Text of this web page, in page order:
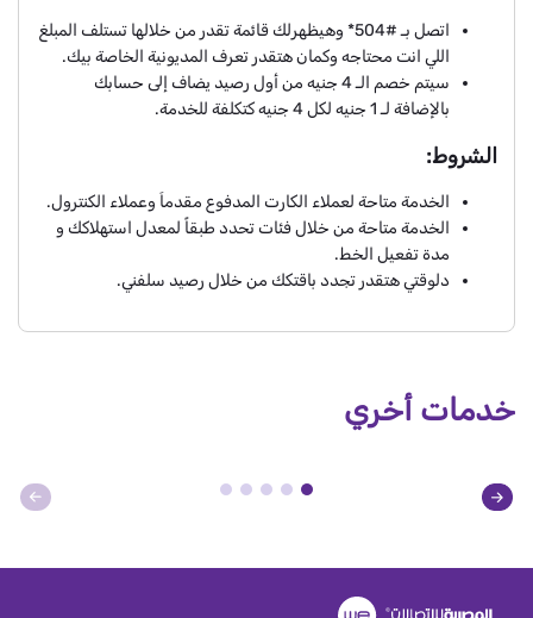
اتصل بـ #504* وهيظهرلك قائمة تقدر من خلالها تستلف المبلغ
اللي انت محتاجه وكمان هتقدر تعرف المديونية الخاصة بيك.
سيتم خصم الـ 4 جنيه من أول رصيد يضاف إلى حسابك
بالإضافة لـ 1 جنيه لكل 4 جنيه كتكلفة للخدمة.
الشروط:
​الخدمة متاحة لعملاء الكارت المدفوع مقدماَ وعملاء الكنترول.
الخدمة متاحة من خلال فئات تحدد طبقاً لمعدل استهلاكك و
مدة تفعيل الخط.
دلوقتي هتقدر تجدد باقتكك من خلال رصيد سلفني.
خدمات أخري